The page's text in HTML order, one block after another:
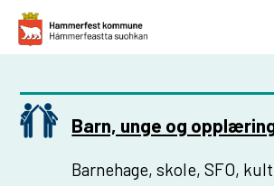
H
a
m
e
Barn, unge og
Barnehage, skole, SFO,